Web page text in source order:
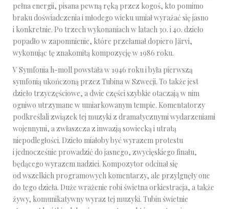
pełna energii, pisana pewną ręką przez kogoś, kto pomimo
braku doświadczenia i młodego wieku umiał wyrażać się jasno
i konkretnie. Po trzech wykonaniach w latach 30. i 40. dzieło
popadło w zapomnienie, które przełamał dopiero Järvi,
wykonując tę znakomitą kompozycję w 1986 roku.
V Symfonia h-moll powstała w 1946 roku i była pierwszą
symfonią ukończoną przez Tubina w Szwecji. To także jest
dzieło trzyczęściowe, a dwie części szybkie otaczają w nim
ogniwo utrzymane w umiarkowanym tempie. Komentatorzy
podkreślali związek tej muzyki z dramatycznymi wydarzeniami
wojennymi, a zwłaszcza z inwazją sowiecką i utratą
niepodległości. Dzieło miałoby być wyrazem protestu
i jednocześnie prowadzić do jasnego, zwycięskiego finału,
będącego wyrazem nadziei. Kompozytor odcinał się
od wszelkich programowych komentarzy, ale przylgnęły one
do tego dzieła. Duże wrażenie robi świetna orkiestracja, a także
żywy, komunikatywny wyraz tej muzyki. Tubin świetnie